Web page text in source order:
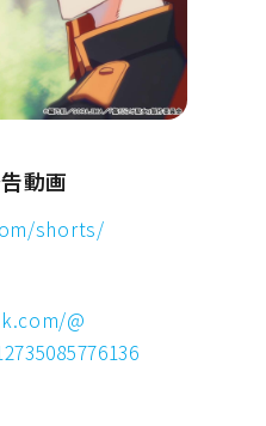
動画
shorts/
@